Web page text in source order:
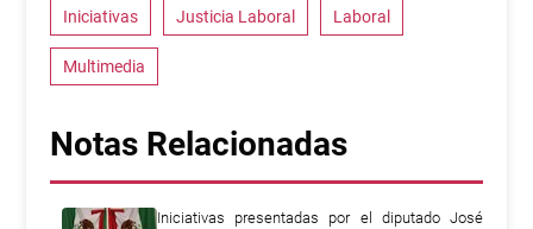
Iniciativas Justicia Laboral Laboral
Multimedia
Notas Relacionadas
Iniciativas presentadas por el diputado José